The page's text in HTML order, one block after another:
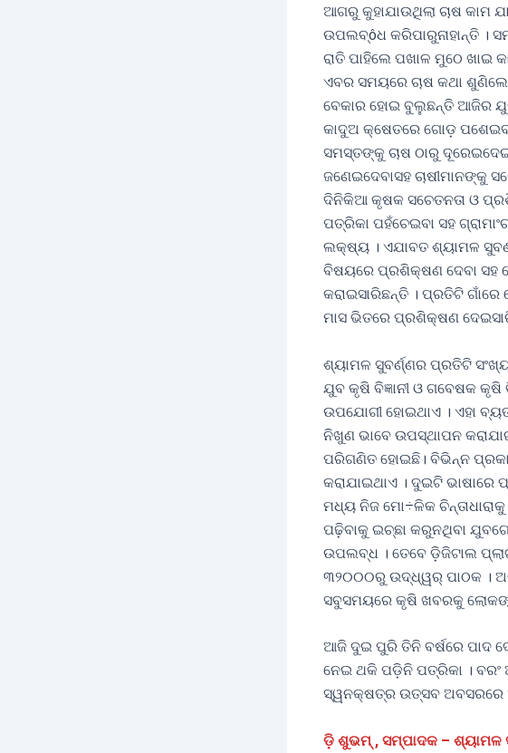
ଆଗରୁ କୁହାଯାଉଥିଲା ଚାଷ କାମ
ଉପଲବ୍ôଧ କରିପାରୁନାହାନ୍ତି ।
ରାତି ପାହିଲେ ପଖାଳ ମୁଠେ ଖାଇ
ଏବର ସମୟରେ ଚାଷ କଥା
ବେକାର ହୋଇ ବୁଲୁଛନ୍ତି ଆଜିର
କାଦୁଅ କ୍ଷେତରେ ଗୋଡ଼
ସମସ୍ତଙ୍କୁ ଚାଷ ଠାରୁ
ଜଣେଇଦେବାସହ ଚାଷୀମାନଙ୍କୁ
ଦିନିକିଆ କୃଷକ ସଚେତନତା ଓ
ପତ୍ରିକା ପହଁଚେଇବା ସହ
ଲକ୍ଷ୍ୟ । ଏଯାବତ ଶ୍ୟାମଳ
ବିଷୟରେ ପ୍ରଶିକ୍ଷଣ ଦେବା ସହ
କରାଇସାରିଛନ୍ତି । ପ୍ରତିଟି
ମାସ ଭିତରେ ପ୍ରଶିକ୍ଷଣ
ଶ୍ୟାମଳ ସୁବର୍ଣ୍ଣର ପ୍ରତିଟି
ଯୁବ କୃଷି ବିଜ୍ଞାନୀ ଓ ଗବେଷକ
ଉପଯୋଗୀ ହୋଇଥାଏ । ଏହା
ନିଖୁଣ ଭାବେ ଉପସ୍ଥାପନ
ପରିଗଣିତ ହୋଇଛି। ବିଭିନ୍ନ
କରାଯାଇଥାଏ । ଦୁଇଟି ଭାଷାରେ
ମଧ୍ୟ ନିଜ ମୋ÷ଳିକ
ପଢ଼ିବାକୁ ଇଚ୍ଛା କରୁନଥିବା
ଉପଲବ୍ଧ । ତେବେ ଡ଼ିଜିଟାଲ
୩୨୦୦୦ରୁ ଉଦ୍ଧ୍ୱର୍ ପାଠକ ।
ସବୁସମୟରେ କୃଷି ଖବରକୁ
ଆଜି ଦୁଇ ପୁରି ତିନି ବର୍ଷରେ ପାଦ
ନେଇ ଥକି ପଡ଼ିନି ପତ୍ରିକା । ବରଂ
ସ୍ୱନକ୍ଷତ୍ର ଉତ୍ସବ ଅବସରରେ
ଡ଼ି ଶୁଭମ୍‌ , ସମ୍ପାଦକ – ଶ୍ୟାମଳ